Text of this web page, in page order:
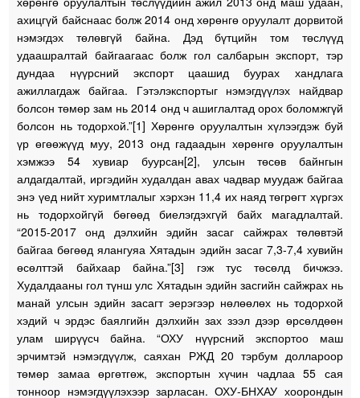
ахицгүй байснаас болж 2014 онд хөрөнгө оруулалт дорвитой
нэмэгдэх төлөвгүй байна. Дэд бүтцийн том төслүүд
удаашралтай байгаагаас болж гол салбарын экспорт, тэр
дундаа нүүрсний экспорт цаашид буурах хандлага
ажиллагдаж байгаа. Гэтэлэкспортыг нэмэгдүүлэх найдвар
болсон төмөр зам нь 2014 онд ч ашиглалтад орох боломжгүй
болсон нь тодорхой.”[1] Хөрөнгө оруулалтын хүлээгдэж буй
үр өгөөжүүд муу, 2013 онд гадаадын хөрөнгө оруулалтын
хэмжээ 54 хувиар буурсан[2], улсын төсөв байнгын
алдагдалтай, иргэдийн худалдан авах чадвар муудаж байгаа
энэ үед нийт хуримтлалыг хэрхэн 11,4 их наяд төгрөгт хүргэх
нь тодорхойгүй бөгөөд биелэгдэхгүй байх магадлалтай.
“2015-2017 онд дэлхийн эдийн засаг сайжрах төлөвтэй
байгаа бөгөөд ялангуяа Хятадын эдийн засаг 7,3-7,4 хувийн
өсөлттэй байхаар байна.”[3] гэж тус төсөлд бичжээ.
Худалдааны гол түнш улс Хятадын эдийн засгийн сайжрах нь
манай улсын эдийн засагт эерэгээр нөлөөлөх нь тодорхой
хэдий ч эрдэс баялгийн дэлхийн зах зээл дээр өрсөлдөөн
улам ширүүсч байна. “ОХУ нүүрсний экспортоо маш
эрчимтэй нэмэгдүүлж, саяхан РЖД 20 тэрбум доллароор
төмөр замаа өргөтгөж, экспортын хүчин чадлаа 55 сая
тонноор нэмэгдүүлэхээр зарласан. ОХУ-БНХАУ хоорондын